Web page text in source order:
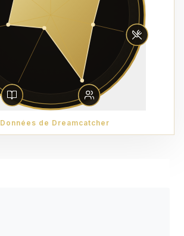
Données de Dreamcatcher